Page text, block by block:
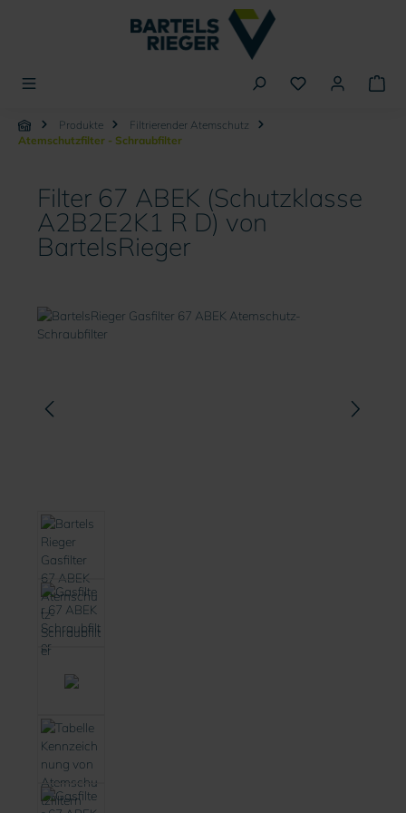
Produkte
Filtrierender Atemschutz
Atemschutzfilter - Schraubfilter
Filter 67 ABEK (Schutzklasse
A2B2E2K1 R D) von
BartelsRieger
Bildergalerie überspringen